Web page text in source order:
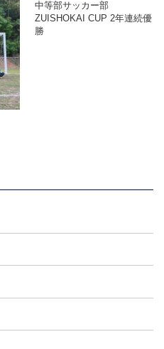
中等部サッカー部
ZUISHOKAI CUP 2年連続優
勝